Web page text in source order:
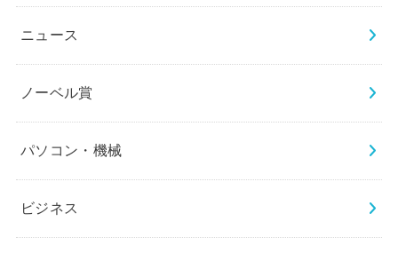
ニュース
ノーベル賞
パソコン・機械
ビジネス